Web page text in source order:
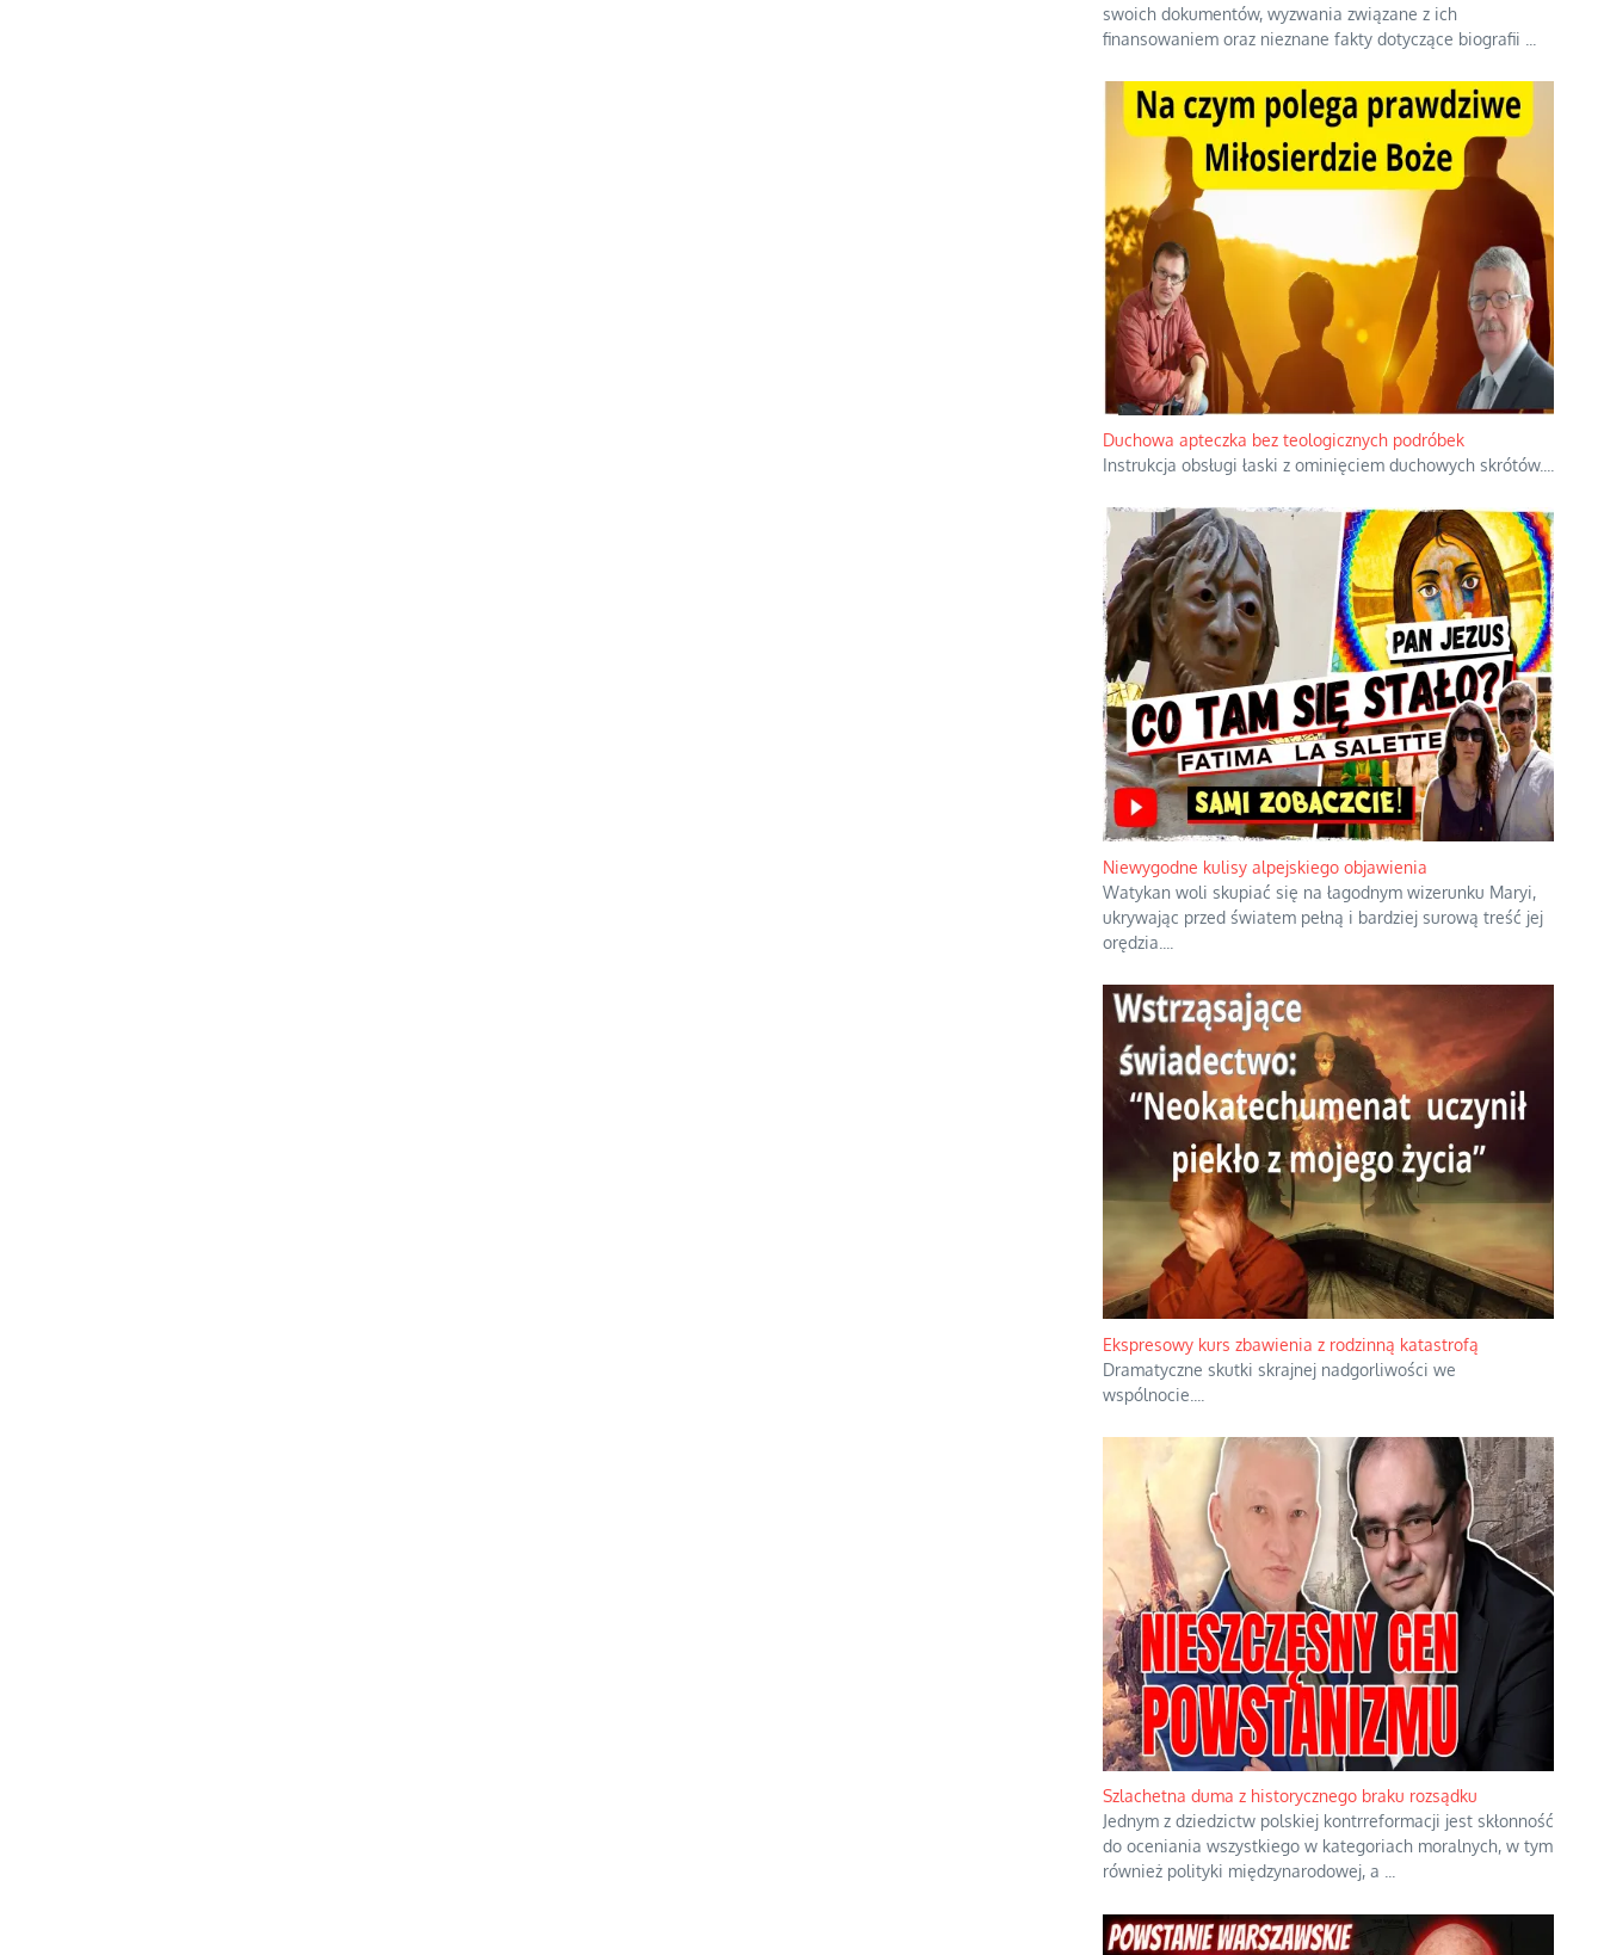
swoich dokumentów, wyzwania związane z ich
finansowaniem oraz nieznane fakty dotyczące biografii
Duchowa apteczka bez teologicznych podróbek
Instrukcja obsługi łaski z ominięciem duchowych skrótów.
Niewygodne kulisy alpejskiego objawienia
Watykan woli skupiać się na łagodnym wizerunku Maryi,
ukrywając przed światem pełną i bardziej surową treść jej
orędzia.
Ekspresowy kurs zbawienia z rodzinną katastrofą
Dramatyczne skutki skrajnej nadgorliwości we
wspólnocie.
Szlachetna duma z historycznego braku rozsądku
Jednym z dziedzictw polskiej kontrreformacji jest skłonność
do oceniania wszystkiego w kategoriach moralnych, w tym
również polityki międzynarodowej, a